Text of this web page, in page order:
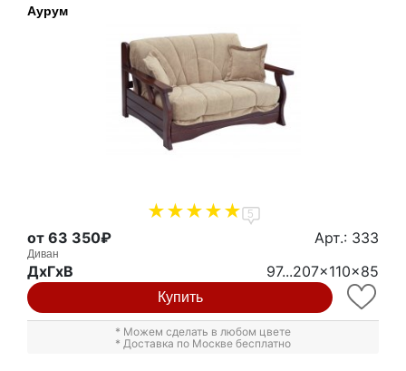
Аурум
5
от 63 350₽ Арт.: 333
Диван
ДxГxВ 97...207x110x85
Купить
* Можем сделать в любом цвете
* Доставка по Москве бесплатно